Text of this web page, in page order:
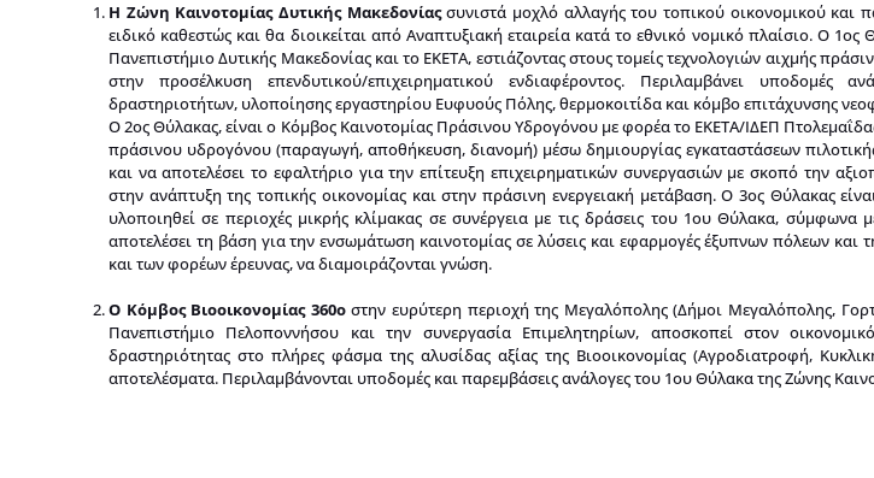
Η Ζώνη Καινοτομίας Δυτικής Μακεδονίαςσυνιστά μοχλό αλλαγής του τοπικού οικονομικού
ειδικό καθεστώς και θα διοικείται από Αναπτυξιακή εταιρεία κατά το εθνικό νομικό πλαίσιο. Ο
Πανεπιστήμιο Δυτικής Μακεδονίας και το ΕΚΕΤΑ, εστιάζοντας στους τομείς τεχνολογιών αιχμής
στην προσέλκυση επενδυτικού/επιχειρηματικού ενδιαφέροντος. Περιλαμβάνει υποδομές
δραστηριοτήτων, υλοποίησης εργαστηρίου Ευφυούς Πόλης, θερμοκοιτίδα και κόμβο επιτάχυνσης
Ο 2ος Θύλακας, είναι ο Κόμβος Καινοτομίας Πράσινου Υδρογόνου με φορέα το ΕΚΕΤΑ/ΙΔΕΠ
πράσινου υδρογόνου (παραγωγή, αποθήκευση, διανομή) μέσω δημιουργίας εγκαταστάσεων
και να αποτελέσει το εφαλτήριο για την επίτευξη επιχειρηματικών συνεργασιών με σκοπό την
στην ανάπτυξη της τοπικής οικονομίας και στην πράσινη ενεργειακή μετάβαση. Ο 3ος Θύλακας
υλοποιηθεί σε περιοχές μικρής κλίμακας σε συνέργεια με τις δράσεις του 1ου Θύλακα, σύμφωνα
αποτελέσει τη βάση για την ενσωμάτωση καινοτομίας σε λύσεις και εφαρμογές έξυπνων πόλεων και
και των φορέων έρευνας, να διαμοιράζονται γνώση.
Ο Κόμβος Βιοοικονομίας 360οστην ευρύτερη περιοχή της Μεγαλόπολης (Δήμοι Μεγαλόπολης,
Πανεπιστήμιο Πελοποννήσου και την συνεργασία Επιμελητηρίων, αποσκοπεί στον
δραστηριότητας στο πλήρες φάσμα της αλυσίδας αξίας της Βιοοικονομίας (Αγροδιατροφή,
αποτελέσματα. Περιλαμβάνονται υποδομές και παρεμβάσεις ανάλογες του 1ου Θύλακα της Ζώνης